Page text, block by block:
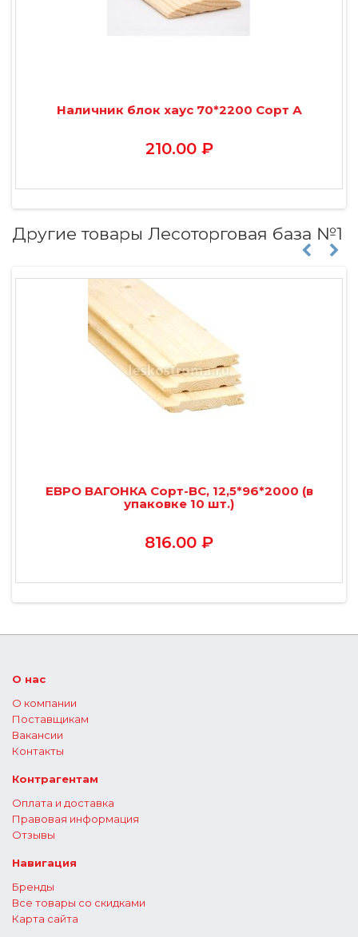
Наличник блок хаус 70*2200 Сорт А
210.00 ₽
Другие товары Лесоторговая база №1
ЕВРО ВАГОНКА Сорт-BС, 12,5*96*2000 (в
упаковке 10 шт.)
816.00 ₽
О нас
О компании
Поставщикам
Вакансии
Контакты
Контрагентам
Оплата и доставка
Правовая информация
Отзывы
Навигация
Бренды
Все товары со скидками
Карта сайта